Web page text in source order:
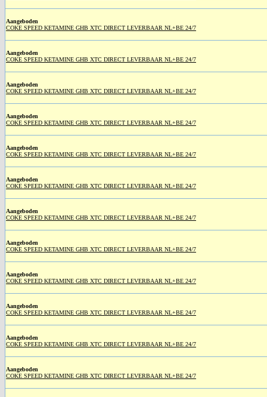
Aangeboden
COKE SPEED KETAMINE GHB XTC DIRECT LEVERBAAR NL+BE 24/7
Aangeboden
COKE SPEED KETAMINE GHB XTC DIRECT LEVERBAAR NL+BE 24/7
Aangeboden
COKE SPEED KETAMINE GHB XTC DIRECT LEVERBAAR NL+BE 24/7
Aangeboden
COKE SPEED KETAMINE GHB XTC DIRECT LEVERBAAR NL+BE 24/7
Aangeboden
COKE SPEED KETAMINE GHB XTC DIRECT LEVERBAAR NL+BE 24/7
Aangeboden
COKE SPEED KETAMINE GHB XTC DIRECT LEVERBAAR NL+BE 24/7
Aangeboden
COKE SPEED KETAMINE GHB XTC DIRECT LEVERBAAR NL+BE 24/7
Aangeboden
COKE SPEED KETAMINE GHB XTC DIRECT LEVERBAAR NL+BE 24/7
Aangeboden
COKE SPEED KETAMINE GHB XTC DIRECT LEVERBAAR NL+BE 24/7
Aangeboden
COKE SPEED KETAMINE GHB XTC DIRECT LEVERBAAR NL+BE 24/7
Aangeboden
COKE SPEED KETAMINE GHB XTC DIRECT LEVERBAAR NL+BE 24/7
Aangeboden
COKE SPEED KETAMINE GHB XTC DIRECT LEVERBAAR NL+BE 24/7